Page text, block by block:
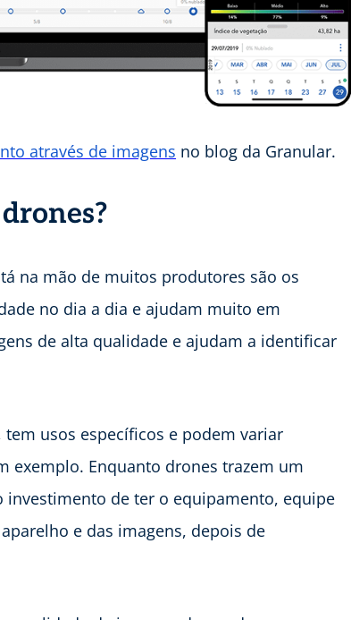
através de imagens no blog da Granular.
na mão de muitos produtores são os
no dia a dia e ajudam muito em
de alta qualidade e ajudam a identificar
usos específicos e podem variar
exemplo. Enquanto drones trazem um
de ter o equipamento, equipe
e das imagens, depois de